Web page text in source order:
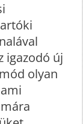
igazodó új
olyan